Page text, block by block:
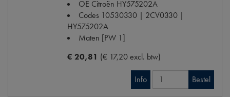
OE Citroën HY575202A
Codes 10530330 | 2CV0330 |
HY575202A
Maten [PW 1]
€ 20,81 (€ 17,20 excl. btw)
Info Bestel